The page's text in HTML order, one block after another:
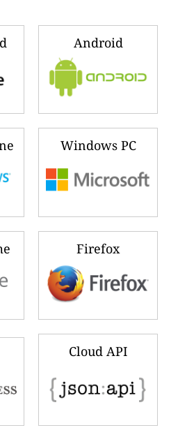
Android
Windows PC
Firefox
Cloud API